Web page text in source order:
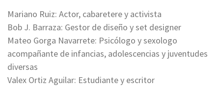
Mariano Ruiz: Actor, cabaretere y activista
Bob J. Barraza: Gestor de diseño y set designer
Mateo Gorga Navarrete: Psicólogo y sexologo
acompañante de infancias, adolescencias y juventudes
diversas
Valex Ortiz Aguilar: Estudiante y escritor